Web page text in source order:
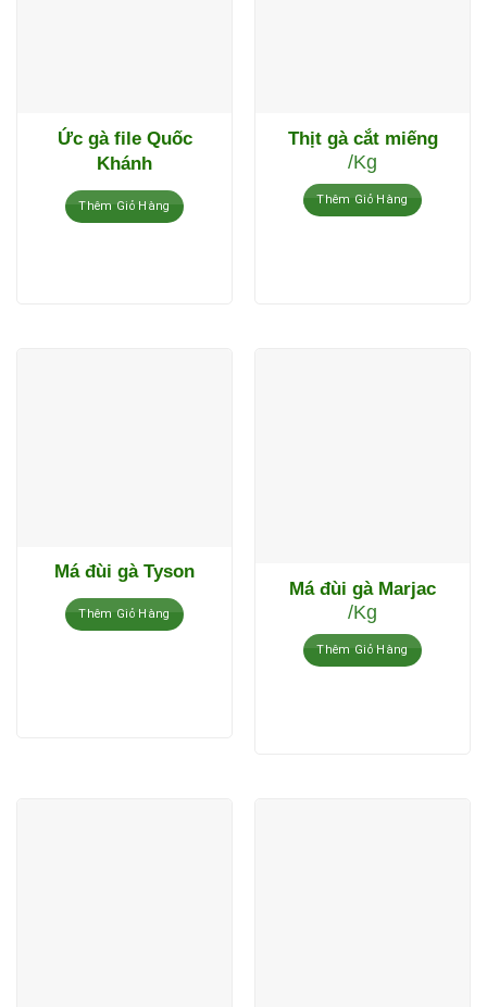
Ức gà file Quốc
Khánh
Thêm Giỏ Hàng
Thịt gà cắt miếng
/Kg
Thêm Giỏ Hàng
Má đùi gà Tyson
Thêm Giỏ Hàng
Má đùi gà Marjac
/Kg
Thêm Giỏ Hàng